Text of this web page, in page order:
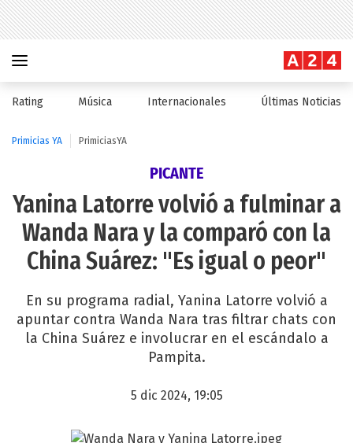
Rating Música Internacionales Últimas Noticias
Primicias YA PrimiciasYA
PICANTE
Yanina Latorre volvió a fulminar a
Wanda Nara y la comparó con la
China Suárez: "Es igual o peor"
En su programa radial, Yanina Latorre volvió a
apuntar contra Wanda Nara tras filtrar chats con
la China Suárez e involucrar en el escándalo a
Pampita.
5 dic 2024, 19:05